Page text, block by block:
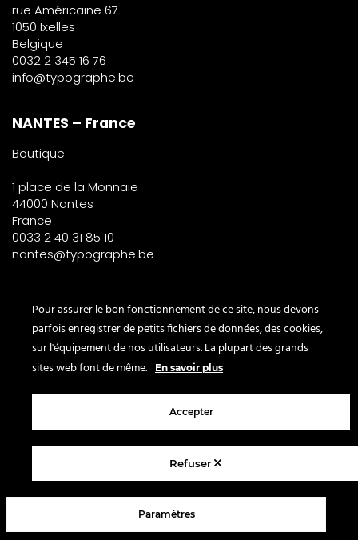
rue Américaine 67
1050 Ixelles
Belgique
0032 2 345 16 76
info@typographe.be
NANTES – France
Boutique
1 place de la Monnaie
44000 Nantes
France
0033 2 40 31 85 10
nantes@typographe.be
Corner
le Bon Marché
24 rue de Sèvres
France
© 2025 Le Typographe - Brussels
Pour assurer le bon fonctionnement de ce site, nous devons
parfois enregistrer de petits fichiers de données, des cookies,
sur l'équipement de nos utilisateurs. La plupart des grands
sites web font de même.
En savoir plus
Accepter
Refuser
Paramètres